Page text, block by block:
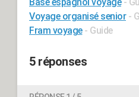
Voyage organisé senior -
Fram voyage - Guide
5 réponses